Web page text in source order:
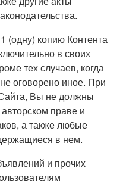
(одну) копию Контента
в своих
тех случаев, когда
оговорено иное. При
Сайта, Вы не должны
праве и
а также любые
в нем.
и прочих